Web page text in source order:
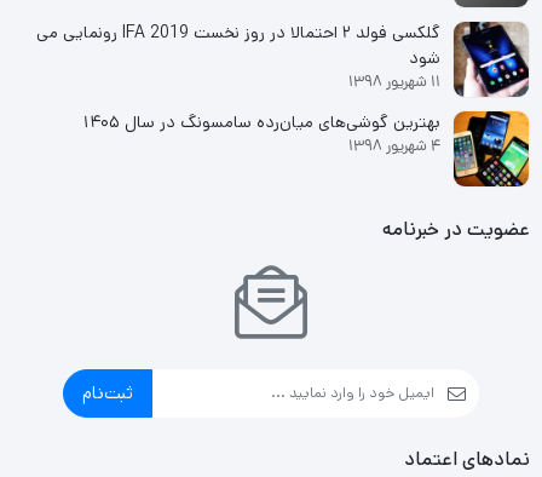
گلکسی فولد ۲ احتمالا در روز نخست IFA 2019 رونمایی می
شود
11 شهریور 1398
بهترین گوشی‌های میان‌رده سامسونگ در سال ۱۴۰۵
4 شهریور 1398
عضویت در خبرنامه
ثبت‌نام
نمادهای اعتماد